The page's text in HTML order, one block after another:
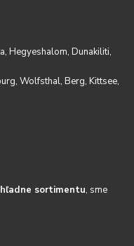
Hegyeshalom, Dunakiliti,
Wolfsthal, Berg, Kittsee,
sortimentu, sme